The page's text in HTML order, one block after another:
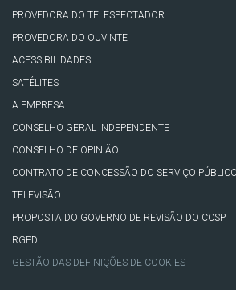
PROVEDORA DO TELESPECTADOR
PROVEDORA DO OUVINTE
ACESSIBILIDADES
SATÉLITES
A EMPRESA
CONSELHO GERAL INDEPENDENTE
CONSELHO DE OPINIÃO
CONTRATO DE CONCESSÃO DO SERVIÇO
TELEVISÃO
PROPOSTA DO GOVERNO DE REVISÃO DO CCSP
RGPD
GESTÃO DAS DEFINIÇÕES DE COOKIES